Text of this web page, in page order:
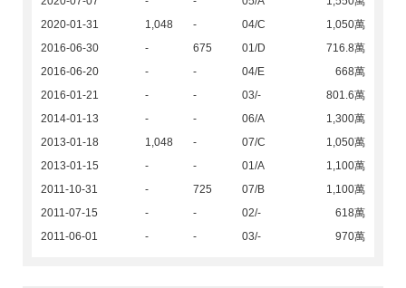
2020-01-31
1,048 - 04/C
1,050萬
2016-06-30
- 675 01/D
716.8萬
2016-06-20
- - 04/E
668萬
2016-01-21
- - 03/-
801.6萬
2014-01-13
- - 06/A
1,300萬
2013-01-18
1,048 - 07/C
1,050萬
2013-01-15
- - 01/A
1,100萬
2011-10-31
- 725 07/B
1,100萬
2011-07-15
- - 02/-
618萬
2011-06-01
- - 03/- 970萬